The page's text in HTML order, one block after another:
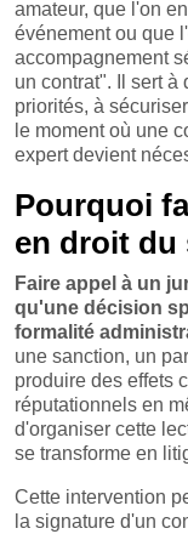
amateur, que l'on
événement ou que
accompagnement
un contrat". Il sert
priorités, à
le moment où une
expert devient
Pourquoi
en droit du
Faire appel à un
qu'une décision
formalité
une sanction, un
produire des effets
réputationnels en
d'organiser cette
se transforme en
Cette intervention
la signature d'un